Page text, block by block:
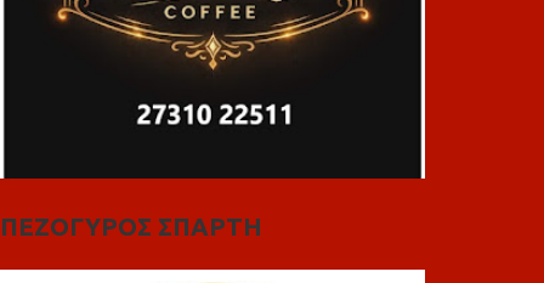
ΠΕΖΟΓΥΡΟΣ ΣΠΑΡΤΗ